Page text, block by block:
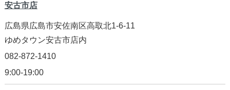
安古市店
広島県広島市安佐南区高取北1-6-11
ゆめタウン安古市店内
082-872-1410
9:00-19:00